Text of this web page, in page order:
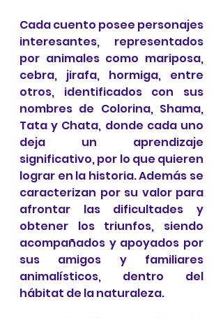
Cada cuento posee personajes
interesantes, representados
por animales como mariposa,
cebra, jirafa, hormiga, entre
otros, identificados con sus
nombres de Colorina, Shama,
Tata y Chata, donde cada uno
deja un aprendizaje
significativo, por lo que quieren
lograr en la historia. Además se
caracterizan por su valor para
afrontar las dificultades y
obtener los triunfos, siendo
acompañados y apoyados por
sus amigos y familiares
animalísticos, dentro del
hábitat de la naturaleza.